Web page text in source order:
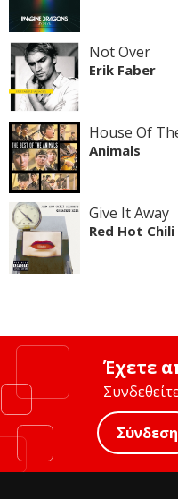
Not Over
Erik Faber
House Of
Animals
Give It Away
Red Hot
Έχετε
Σύνδεση